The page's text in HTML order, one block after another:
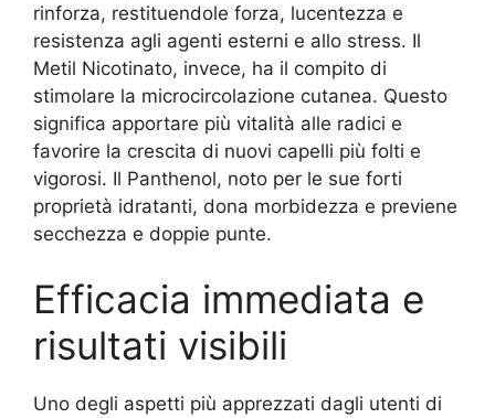
rinforza, restituendole forza, lucentezza e
resistenza agli agenti esterni e allo stress. Il
Metil Nicotinato, invece, ha il compito di
stimolare la microcircolazione cutanea. Questo
significa apportare più vitalità alle radici e
favorire la crescita di nuovi capelli più folti e
vigorosi. Il Panthenol, noto per le sue forti
proprietà idratanti, dona morbidezza e previene
secchezza e doppie punte.
Efficacia immediata e
risultati visibili
Uno degli aspetti più apprezzati dagli utenti di